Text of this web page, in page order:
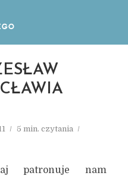
5 min. czytania
patronuje nam